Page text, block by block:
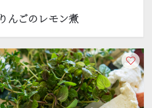
りんごのレモン煮